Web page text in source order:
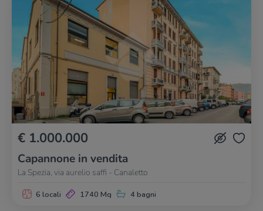
€ 1.000.000
Capannone in vendita
La Spezia, via aurelio saffi - Canaletto
6 locali 1740 Mq 4 bagni